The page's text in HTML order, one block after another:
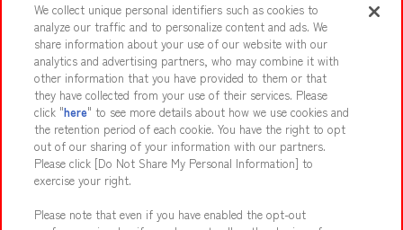
Events and Campaigns
Affiliate Sustainability site policy privacy policy
Web accessibility policy and verification results
Together with our business partners About the provision of food
Customer Harassment Response Policy
Frequently Asked Questions / Inquiries
We collect unique personal identifiers such as cookies to
analyze our traffic and to personalize content and ads. We
share information about your use of our website with our
analytics and advertising partners, who may combine it with
other information that you have provided to them or that
they have collected from your use of their services. Please
click "here" to see more details about how we use cookies and
the retention period of each cookie. You have the right to opt
out of our sharing of your information with our partners.
Please click [Do Not Share My Personal Information] to
exercise your right.
Please note that even if you have enabled the opt-out